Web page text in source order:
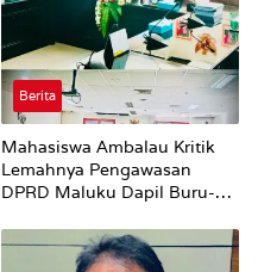
Berita
Mahasiswa Ambalau Kritik
Lemahnya Pengawasan
DPRD Maluku Dapil Buru-
Perubahan Status Jalan